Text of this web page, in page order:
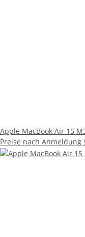
Apple MacBook Air 15
Preise nach Anmeldung